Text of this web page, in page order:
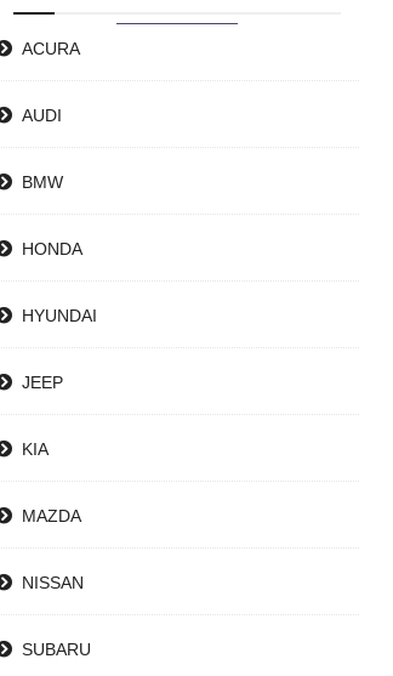
ACURA
AUDI
BMW
HONDA
HYUNDAI
JEEP
KIA
MAZDA
NISSAN
SUBARU